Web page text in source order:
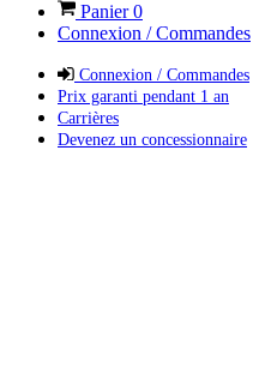
Panier0
Connexion / Commandes
Connexion / Commandes
Prix garanti pendant 1 an
Carrières
Devenez un concessionnaire